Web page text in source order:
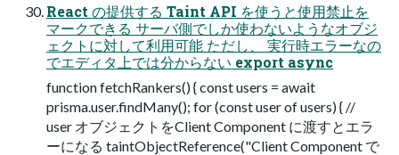
React の提供する Taint API を使うと使用禁止を
マークできる サーバ側でしか使わないようなオブジ
ェクトに対して利用可能 ただし、 実行時エラーなの
でエディタ上では分からない export async
function fetchRankers() { const users = await
prisma.user.findMany(); for (const user of users) { //
user オブジェクトをClient Component に渡すとエラ
ーになる taintObjectReference("Client Component で